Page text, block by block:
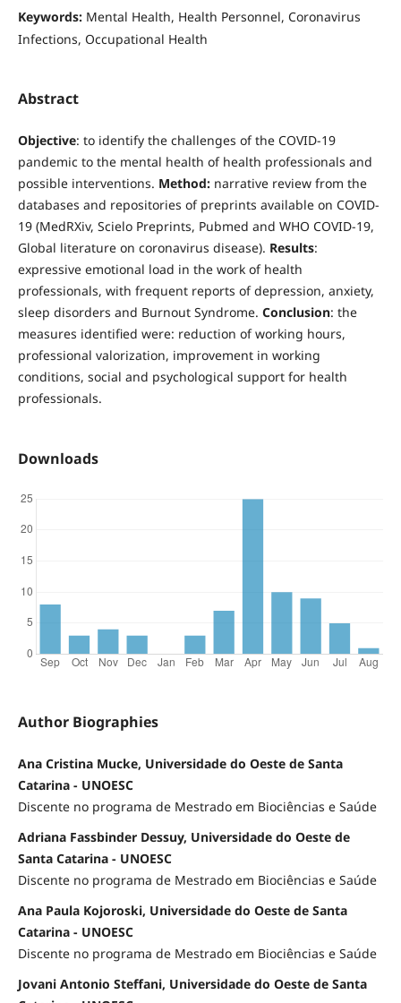
Keywords: Mental Health, Health Personnel, Coronavirus
Infections, Occupational Health
Abstract
Objective: to identify the challenges of the COVID-19
pandemic to the mental health of health professionals and
possible interventions. Method:narrative review from the
databases and repositories of preprints available on COVID-
19 (MedRXiv, Scielo Preprints, Pubmed and WHO COVID-19,
Global literature on coronavirus disease). Results:
expressive emotional load in the work of health
professionals, with frequent reports of depression, anxiety,
sleep disorders and Burnout Syndrome. Conclusion: the
measures identified were: reduction of working hours,
professional valorization, improvement in working
conditions, social and psychological support for health
professionals.
Downloads
Author Biographies
Ana Cristina Mucke, Universidade do Oeste de Santa
Catarina - UNOESC
Discente no programa de Mestrado em Biociências e Saúde
Adriana Fassbinder Dessuy, Universidade do Oeste de
Santa Catarina - UNOESC
Discente no programa de Mestrado em Biociências e Saúde
Ana Paula Kojoroski, Universidade do Oeste de Santa
Catarina - UNOESC
Discente no programa de Mestrado em Biociências e Saúde
Jovani Antonio Steffani, Universidade do Oeste de Santa